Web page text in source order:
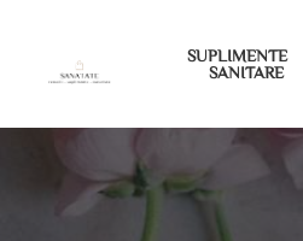
SUPLIMENTE
SANITARE